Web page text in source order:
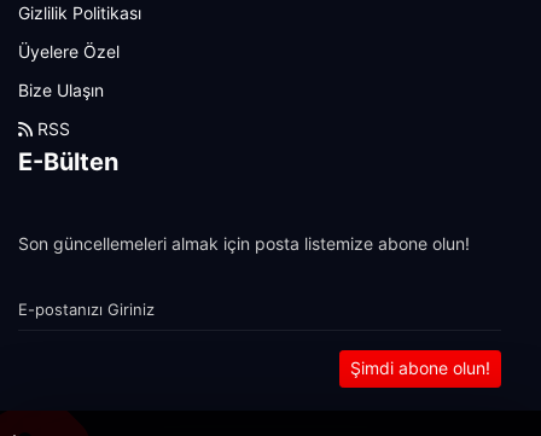
Gizlilik Politikası
Üyelere Özel
Bize Ulaşın
RSS
E-Bülten
Son güncellemeleri almak için posta listemize abone olun!
Şimdi abone olun!